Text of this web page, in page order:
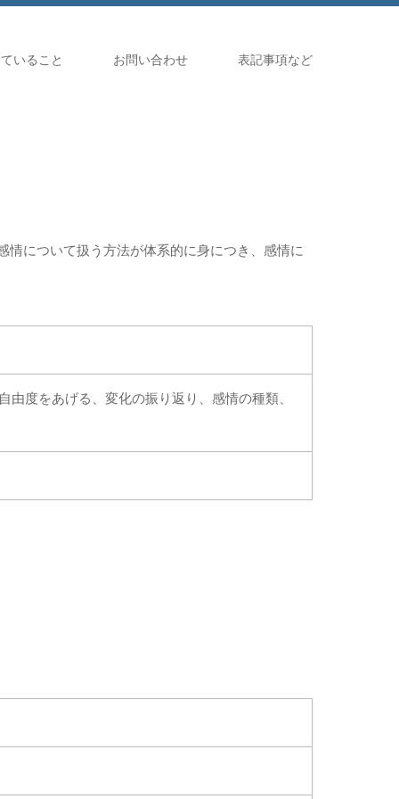
いること お問い合わせ 表記事項など
について扱う方法が体系的に身につき、感情に
度をあげる、変化の振り返り、感情の種類、